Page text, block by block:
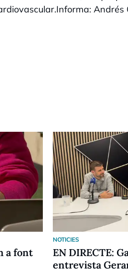
Andrés
a font
NOTICIES
EN DIRECTE:
entrevista